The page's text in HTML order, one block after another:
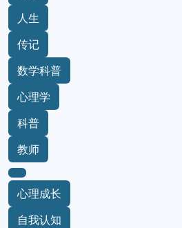
人生
传记
数学科普
心理学
科普
教师
心理成长
自我认知